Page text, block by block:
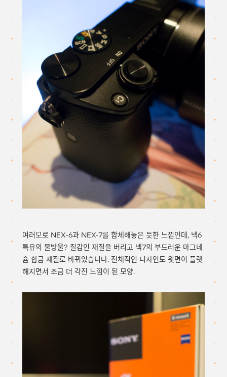
여러모로 NEX-6과 NEX-7를 합체해놓은 듯한 느낌인데, 넥6
특유의 물방울? 질감인 재질을 버리고 넥7의 부드러운 마그네
슘 합금 재질로 바뀌었습니다. 전체적인 디자인도 윗면이 플랫
해지면서 조금 더 각진 느낌이 된 모양.